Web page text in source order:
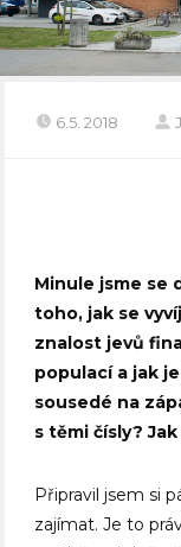
6.5. 2018
Minule jsme se
toho, jak se
znalost jevů
populací a jak
sousedé na
s těmi čísly?
Připravil jsem si
zajímat. Je to